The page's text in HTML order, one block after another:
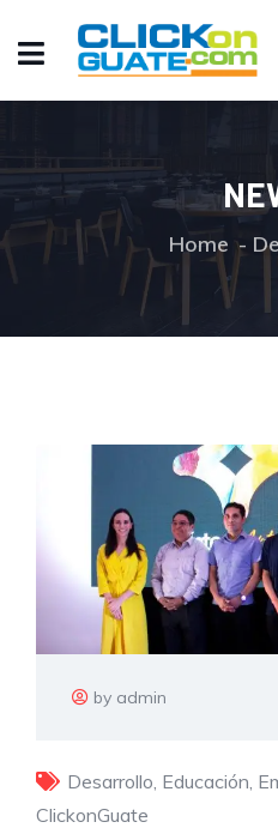
Home
by admin
Desarrollo Educación
ClickonGuate